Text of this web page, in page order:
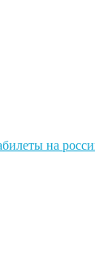
на